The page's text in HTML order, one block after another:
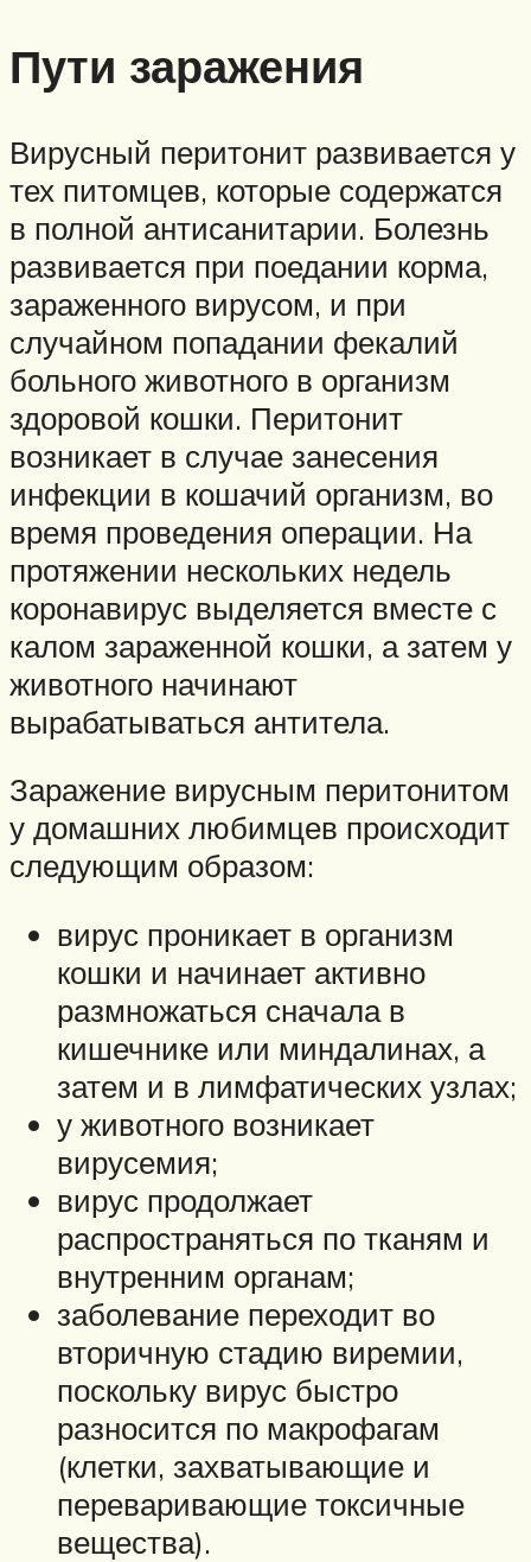
Пути заражения
Вирусный перитонит развивается у
тех питомцев, которые содержатся
в полной антисанитарии. Болезнь
развивается при поедании корма,
зараженного вирусом, и при
случайном попадании фекалий
больного животного в организм
здоровой кошки. Перитонит
возникает в случае занесения
инфекции в кошачий организм, во
время проведения операции. На
протяжении нескольких недель
коронавирус выделяется вместе с
калом зараженной кошки, а затем у
животного начинают
вырабатываться антитела.
Заражение вирусным перитонитом
у домашних любимцев происходит
следующим образом:
вирус проникает в организм
кошки и начинает активно
размножаться сначала в
кишечнике или миндалинах, а
затем и в лимфатических узлах;
у животного возникает
вирусемия;
вирус продолжает
распространяться по тканям и
внутренним органам;
заболевание переходит во
вторичную стадию виремии,
поскольку вирус быстро
разносится по макрофагам
(клетки, захватывающие и
переваривающие токсичные
вещества).